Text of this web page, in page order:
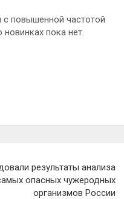
с повышенной частотой
пока нет.
результаты анализа
опасных чужеродных
организмов России